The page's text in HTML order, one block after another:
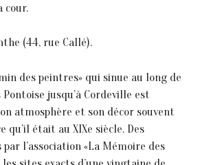
cour.
(44, rue Callé).
des peintres» qui sinue au long de
jusqu’à Cordeville est
atmosphère et son décor souvent
qu’il était au XIXe siècle. Des
par l’association «La Mémoire des